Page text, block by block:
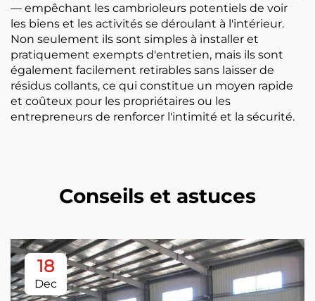
— empêchant les cambrioleurs potentiels de voir
les biens et les activités se déroulant à l'intérieur.
Non seulement ils sont simples à installer et
pratiquement exempts d'entretien, mais ils sont
également facilement retirables sans laisser de
résidus collants, ce qui constitue un moyen rapide
et coûteux pour les propriétaires ou les
entrepreneurs de renforcer l'intimité et la sécurité.
Conseils et astuces
18
Dec